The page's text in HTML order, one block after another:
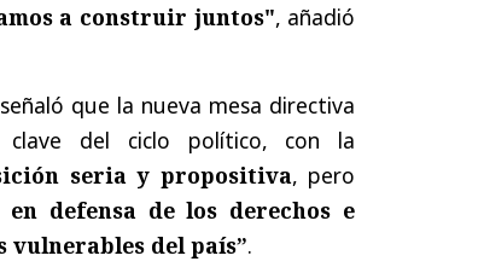
a construir juntos", añadió
que la nueva mesa directiva
clave del ciclo político, con la
seria y propositiva, pero
en defensa de los derechos e
vulnerables del país”.